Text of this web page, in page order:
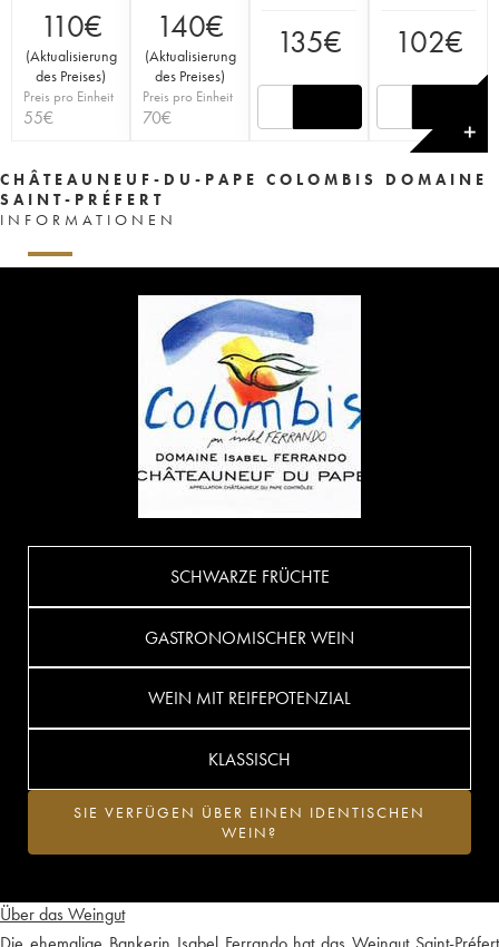
110€
(Aktualisierung
des Preises)
Preis pro Einheit
55€
140€
(Aktualisierung
des Preises)
Preis pro Einheit
70€
135€ 102€
✕
CHÂTEAUNEUF-DU-PAPE COLOMBIS DOMAINE
SAINT-PRÉFERT
INFORMATIONEN
Über das Weingut
SCHWARZE FRÜCHTE
GASTRONOMISCHER WEIN
WEIN MIT REIFEPOTENZIAL
KLASSISCH
SIE VERFÜGEN ÜBER EINEN IDENTISCHEN
WEIN?